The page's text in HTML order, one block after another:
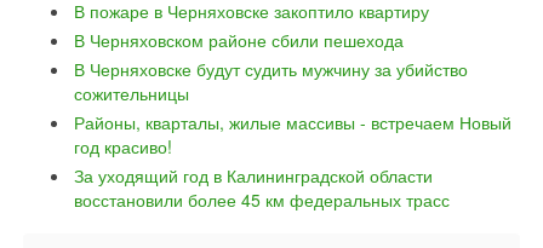
В пожаре в Черняховске закоптило квартиру
В Черняховском районе сбили пешехода
В Черняховске будут судить мужчину за убийство
сожительницы
Районы, кварталы, жилые массивы - встречаем Новый
год красиво!
За уходящий год в Калининградской области
восстановили более 45 км федеральных трасс